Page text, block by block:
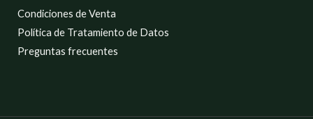
Condiciones de Venta
Política de Tratamiento de Datos
Preguntas frecuentes